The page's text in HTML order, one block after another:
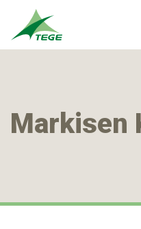
Markisen